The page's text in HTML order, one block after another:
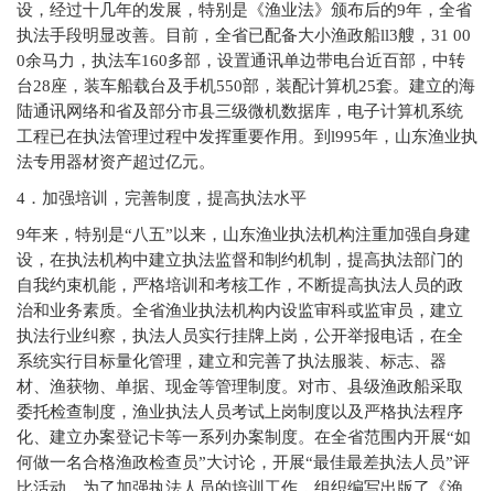
设，经过十几年的发展，特别是《渔业法》颁布后的9年，全省
执法手段明显改善。目前，全省已配备大小渔政船ll3艘，31 00
0余马力，执法车160多部，设置通讯单边带电台近百部，中转
台28座，装车船载台及手机550部，装配计算机25套。建立的海
陆通讯网络和省及部分市县三级微机数据库，电子计算机系统
工程已在执法管理过程中发挥重要作用。到l995年，山东渔业执
法专用器材资产超过亿元。
4 ．加强培训，完善制度，提高执法水平
9年来，特别是“八五”以来，山东渔业执法机构注重加强自身建
设，在执法机构中建立执法监督和制约机制，提高执法部门的
自我约束机能，严格培训和考核工作，不断提高执法人员的政
治和业务素质。全省渔业执法机构内设监审科或监审员，建立
执法行业纠察，执法人员实行挂牌上岗，公开举报电话，在全
系统实行目标量化管理，建立和完善了执法服装、标志、器
材、渔获物、单据、现金等管理制度。对市、县级渔政船采取
委托检查制度，渔业执法人员考试上岗制度以及严格执法程序
化、建立办案登记卡等一系列办案制度。在全省范围内开展“如
何做一名合格渔政检查员”大讨论，开展“最佳最差执法人员”评